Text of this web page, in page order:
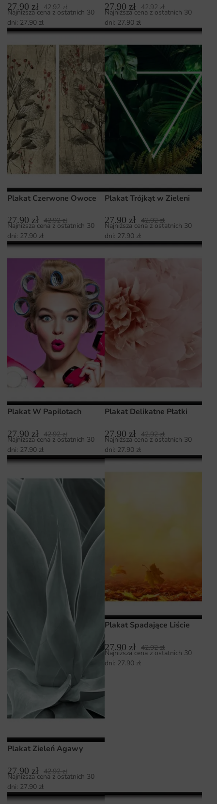
27.90 zł 42.92zł
Najniższa cena z ostatnich 30
dni: 27.90 zł
27.90 zł 42.92zł
Najniższa cena z ostatnich 30
dni: 27.90 zł
Plakat Czerwone Owoce
27.90 zł 42.92zł
Najniższa cena z ostatnich 30
dni: 27.90 zł
Plakat Trójkąt w Zieleni
27.90 zł 42.92zł
Najniższa cena z ostatnich 30
dni: 27.90 zł
Plakat W Papilotach
27.90 zł 42.92zł
Najniższa cena z ostatnich 30
dni: 27.90 zł
Plakat Delikatne Płatki
27.90 zł 42.92zł
Najniższa cena z ostatnich 30
dni: 27.90 zł
Plakat Zieleń Agawy
27.90 zł 42.92zł
Najniższa cena z ostatnich 30
dni: 27.90 zł
Plakat Spadające Liście
27.90 zł 42.92zł
Najniższa cena z ostatnich 30
dni: 27.90 zł